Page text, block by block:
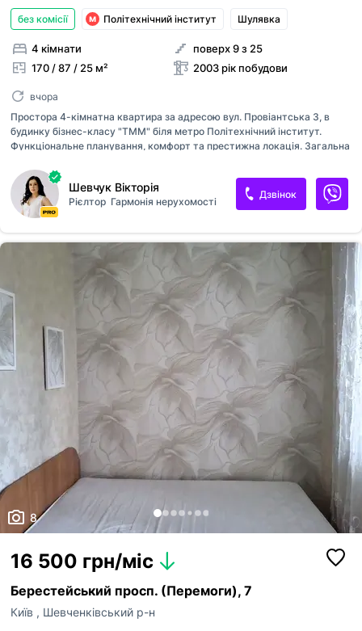
без комісії Політехнічний інститут Шулявка
4 кімнати
170 / 87 / 25 м²
поверх 9 з 25
2003 рік побудови
вчора
Простора 4-кімнатна квартира за адресою вул. Провіантська 3, в
будинку бізнес-класу "ТММ" біля метро Політехнічний інститут.
Функціональне планування, комфорт та престижна локація. Загальна
окремі спальні, 2 санвузла, 4 балкони. Висота стелі - 3 метри.
Розташована на 9 поверсі монолітно-каркасного цегляного 25-
поверхового будинку. Встановлений ГЕНЕРАТОР на воду та ліфти.
Сучасні 4 ліфти, які спускаються одразу у двоповерховий підземний
паркінг. Квартира зі свіжим якісним ремонтом. На все встановленні
лічильники. Укомплектована меблями та технікою високої якості.
Можна одразу заїхати і жити. - 3 кондиціонери - холодильник...
Шевчук Вікторія
Рієлтор Гармонія нерухомості
Дзвінок
8
16 500 грн/міс
Берестейський просп. (Перемоги), 7
Київ , Шевченківський р-н